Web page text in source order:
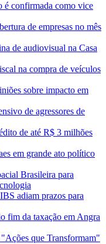
é confirmada como vice
de empresas no mês
de audiovisual na Casa
na compra de veículos
sobre impacto em
de agressores de
de até R$ 3 milhões
em grande ato político
Brasileira para
adiam prazos para
fim da taxação em Angra
que Transformam"